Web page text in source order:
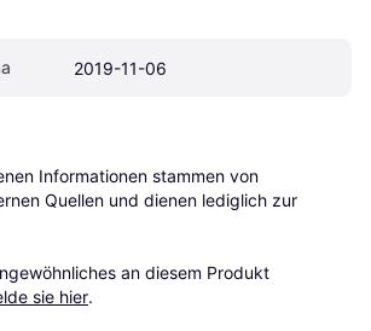
2019-11-06
Informationen stammen von
Quellen und dienen lediglich zur
an diesem Produkt
sie hier.